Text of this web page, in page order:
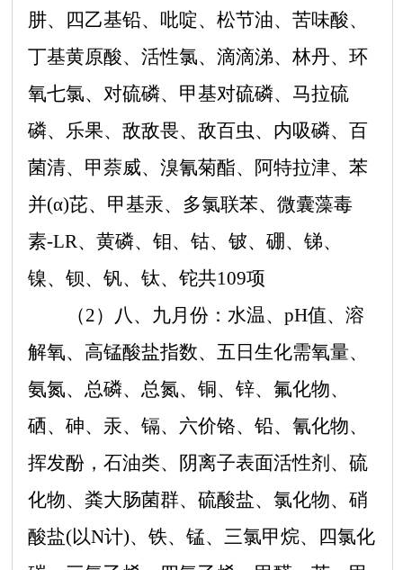
肼、四乙基铅、吡啶、松节油、苦味酸、
丁基黄原酸、活性氯、滴滴涕、林丹、环
氧七氯、对硫磷、甲基对硫磷、马拉硫
磷、乐果、敌敌畏、敌百虫、内吸磷、百
菌清、甲萘威、溴氰菊酯、阿特拉津、苯
并(α)芘、甲基汞、多氯联苯、微囊藻毒
素-LR、黄磷、钼、钴、铍、硼、锑、
镍、钡、钒、钛、铊共109项
（2）八、九月份：水温、pH值、溶
解氧、高锰酸盐指数、五日生化需氧量、
氨氮、总磷、总氮、铜、锌、氟化物、
硒、砷、汞、镉、六价铬、铅、氰化物、
挥发酚，石油类、阴离子表面活性剂、硫
化物、粪大肠菌群、硫酸盐、氯化物、硝
酸盐(以N计)、铁、锰、三氯甲烷、四氯化